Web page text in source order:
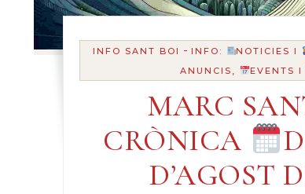
INFO SANT BOI - INFO: NOTICIES I
ANUNCIS,
EVENTS I
MARC
CRÒNICA
D’AGOST